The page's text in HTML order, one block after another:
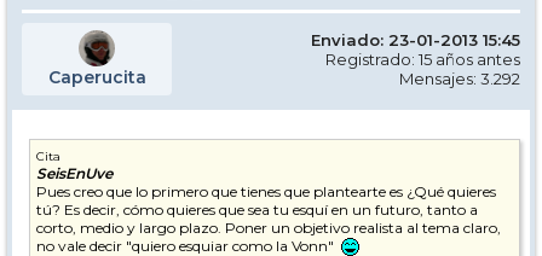
Caperucita
Enviado: 23-01-2013 15:45
Registrado: 15 años antes
Mensajes: 3.292
Cita
SeisEnUve
Pues creo que lo primero que tienes que plantearte es ¿Qué quieres
tú? Es decir, cómo quieres que sea tu esquí en un futuro, tanto a
corto, medio y largo plazo. Poner un objetivo realista al tema claro,
no vale decir "quiero esquiar como la Vonn"